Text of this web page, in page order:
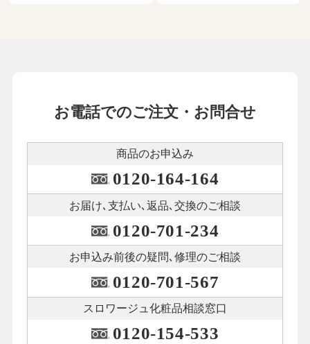
お電話でのご注文・お問合せ
商品のお申込み
0120-164-164
お届け､支払い､ 返品､交換のご相談
0120-701-234
お申込み前後の疑問､修理のご相談
0120-701-567
スロワージュ化粧品相談窓口
0120-154-533